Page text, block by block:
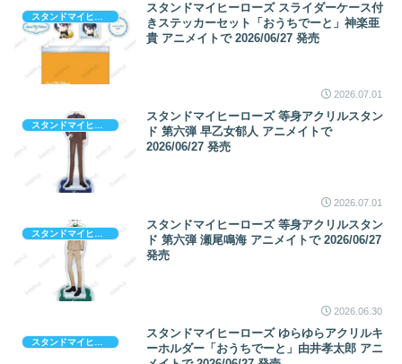
スタンドマイヒーローズ スライダーケース付
きステッカーセット「おうちでーと」神楽亜
貴 アニメイトで 2026/06/27 発売
2026.07.01
スタンドマイヒーローズ 等身アクリルスタン
ド 第六弾 早乙女郁人 アニメイトで
2026/06/27 発売
2026.07.01
スタンドマイヒーローズ 等身アクリルスタン
ド 第六弾 瀬尾鳴海 アニメイトで 2026/06/27
発売
2026.06.30
スタンドマイヒーローズ ゆらゆらアクリルキ
ーホルダー「おうちでーと」由井孝太郎 アニ